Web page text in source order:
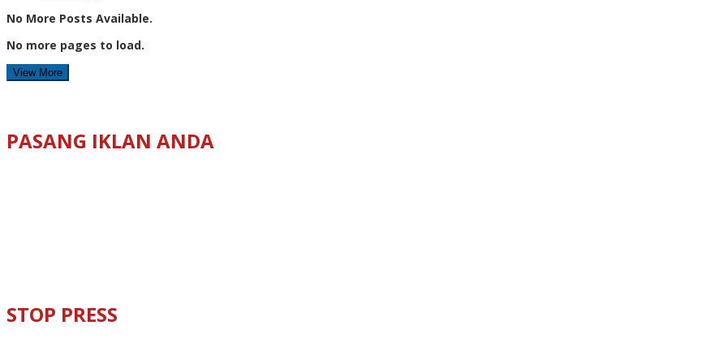
No More Posts Available.
No more pages to load.
View More
PASANG IKLAN ANDA
STOP PRESS